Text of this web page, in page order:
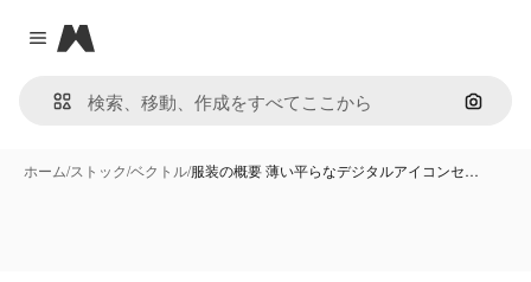
Close menu
Magnific
画像で
ホーム/ストック/ベクトル/服装の概要 薄い平らなデジタルアイコンセ…